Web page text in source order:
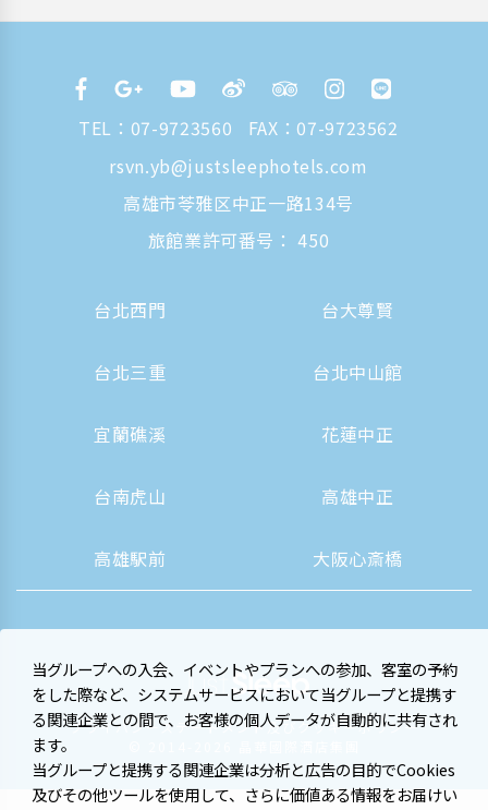
TEL： 07-9723560
FAX：07-9723562
rsvn.yb@justsleephotels.com
高雄市苓雅区中正一路134号
旅館業許可番号： 450
台北西門 台大尊賢
台北三重 台北中山館
宜蘭礁溪 花蓮中正
台南虎山 高雄中正
高雄駅前 大阪心斎橋
プライバシーステートメント及びクッキーポリシー
当グループへの入会、イベントやプランへの参加、客室の予約
をした際など、システムサービスにおいて当グループと提携す
る関連企業との間で、お客様の個人データが自動的に共有され
ます。
当グループと提携する関連企業は分析と広告の目的でCookies
及びその他ツールを使用して、さらに価値ある情報をお届けい